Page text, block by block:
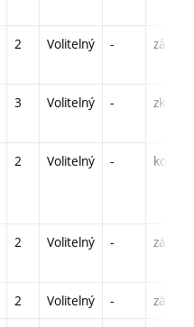
2 Volitelný - zá
3 Volitelný - zk
2 Volitelný - kol
2 Volitelný - zá
2 Volitelný - zá